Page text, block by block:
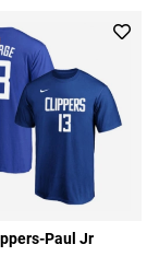
Paul Jr